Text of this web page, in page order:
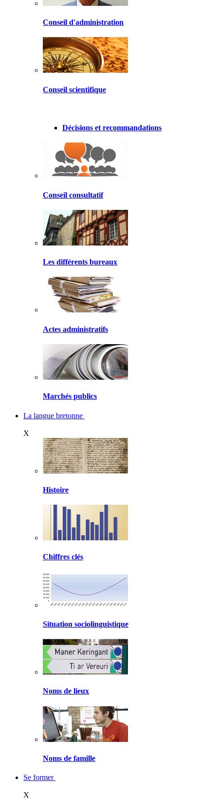
Conseil d'administration
Conseil scientifique
Décisions et recommandations
Conseil consultatif
Les différents bureaux
Actes administratifs
Marchés publics
La langue bretonne
X
Histoire
Chiffres clés
Situation sociolinguistique
Noms de lieux
Noms de famille
Se former
X